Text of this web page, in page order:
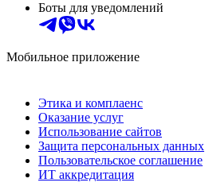
Боты для уведомлений
Мобильное приложение
Этика и комплаенс
Оказание услуг
Использование сайтов
Защита персональных данных
Пользовательское соглашение
ИТ аккредитация